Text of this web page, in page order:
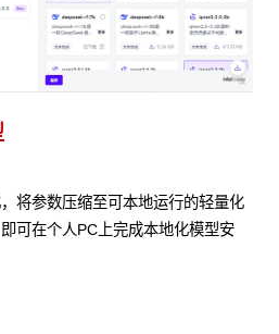
将参数压缩至可本地运行的轻量化
可在个人PC上完成本地化模型安